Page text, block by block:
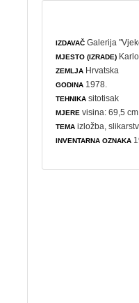
IZDAVAČ Galerija
MJESTO (IZRADE)
ZEMLJA Hrvatska
GODINA 1978.
TEHNIKA sitotisak
MJERE visina: 69,5
TEMA izložba ,
INVENTARNA OZNAKA